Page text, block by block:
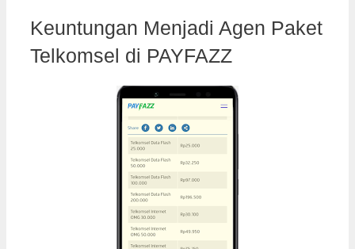
Keuntungan Menjadi Agen Paket
Telkomsel di PAYFAZZ